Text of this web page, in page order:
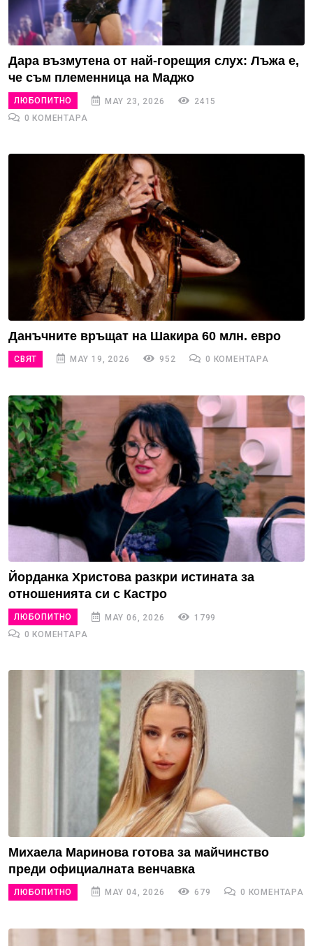
Дара възмутена от най-горещия слух: Лъжа е,
че съм племенница на Маджо
ЛЮБОПИТНО MAY 23, 2026
2415
0 КОМЕНТАРА
Данъчните връщат на Шакира 60 млн. евро
СВЯТ MAY 19, 2026 952 0 КОМЕНТАРА
Йорданка Христова разкри истината за
отношенията си с Кастро
ЛЮБОПИТНО MAY 06, 2026
1799
0 КОМЕНТАРА
Михаела Маринова готова за майчинство
преди официалната венчавка
ЛЮБОПИТНО MAY 04, 2026 679 0 КОМЕНТАРА